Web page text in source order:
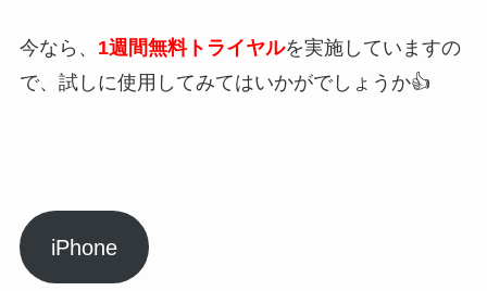
今なら、 1週間無料トライヤルを実施していますの
で、試しに使用してみてはいかがでしょうか👍
iPhone